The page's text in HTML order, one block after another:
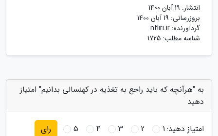
انتشار: 19 آبان 1400
بروزرسانی: 19 آبان 1400
گردآورنده: nfliri.ir
شناسه مطلب: 1725
به "هرآنچه که باید راجع به تغذیه در کهنسالی بدانیم" امتیاز
دهید
امتیاز دهید:1
2
3
4
5 رای